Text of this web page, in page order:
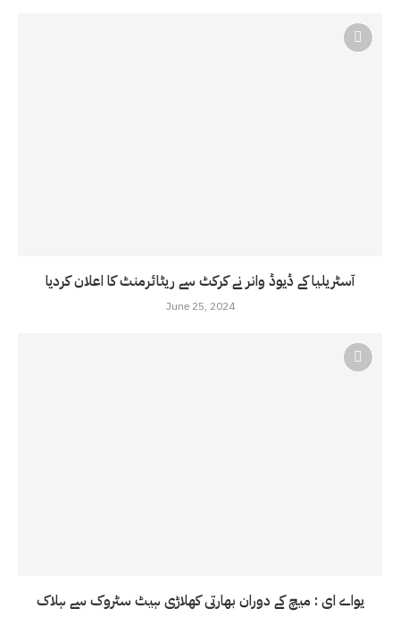
آسٹریلیا کے ڈیوڈ وانر نے کرکٹ سے ریٹائرمنٹ کا اعلان کردیا
June 25, 2024
یواے ای : میچ کے دوران بھارتی کھلاڑی ہیٹ سٹروک سے ہلاک